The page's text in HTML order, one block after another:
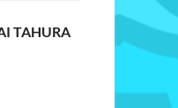
TAHURA